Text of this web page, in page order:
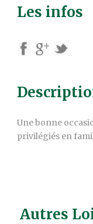
Les infos
Une bonne
privilégiés en
Autres